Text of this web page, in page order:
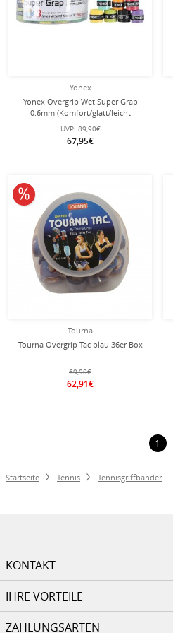
Yonex
Yonex Overgrip Wet Super Grap
0.6mm (Komfort/glatt/leicht
haftend) farblich sortiert 36er Box
UVP: 89,90€
67,95€
Tourna
Tourna Overgrip Tac blau 36er Box
69,90€
62,91€
10% reduziert
1
Startseite Tennis Tennisgriffbänder
KONTAKT
IHRE VORTEILE
ZAHLUNGSARTEN